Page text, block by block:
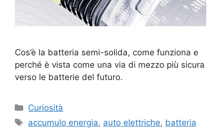
Cos’è la batteria semi-solida, come funziona e
perché è vista come una via di mezzo più sicura
verso le batterie del futuro.
Categorie
Curiosità
Tag
accumulo energia, auto elettriche, batteria